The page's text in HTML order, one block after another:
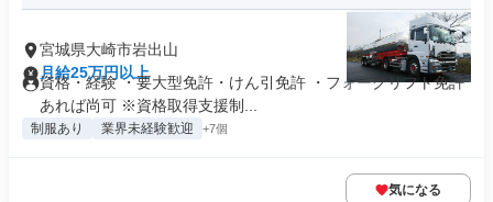
宮城県大崎市岩出山
月給25万円以上
資格・経験 ・要大型免許・けん引免許 ・フォークリフト免許
あれば尚可 ※資格取得支援制...
制服あり 業界未経験歓迎 +7個
気になる